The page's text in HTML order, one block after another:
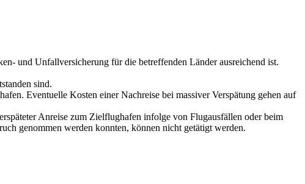
und Unfallversicherung für die betreffenden Länder ausreichend ist.
sind.
Eventuelle Kosten einer Nachreise bei massiver Verspätung gehen auf
Anreise zum Zielflughafen infolge von Flugausfällen oder beim
genommen werden konnten, können nicht getätigt werden.